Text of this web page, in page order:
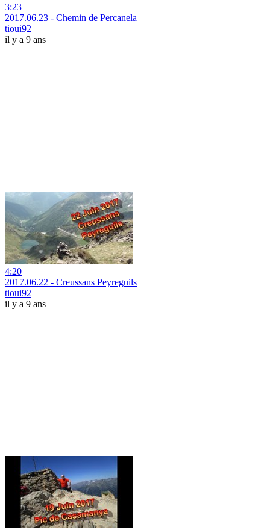
3:23
2017.06.23 - Chemin de Percanela
tioui92
il y a 9 ans
4:20
2017.06.22 - Creussans Peyreguils
tioui92
il y a 9 ans